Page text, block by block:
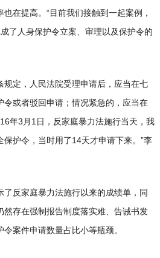
在提高。“目前我们接触到一起案例，
了人身保护令立案、审理以及保护令的
规定，人民法院受理申请后，应当在七
令或者驳回申请；情况紧急的，应当在
年3月1日，反家庭暴力法施行当天，我
护令，当时用了14天才申请下来。”李
反家庭暴力法施行以来的成绩单，同
然存在强制报告制度落实难、告诫书发
案件申请数量占比小等瓶颈。